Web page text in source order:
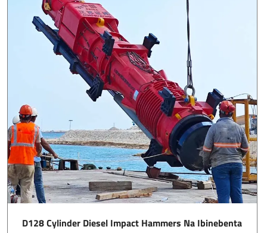
D128 Cylinder Diesel Impact Hammers Na Ibinebenta